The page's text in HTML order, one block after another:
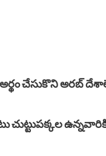
చేసుకొని అరబ్